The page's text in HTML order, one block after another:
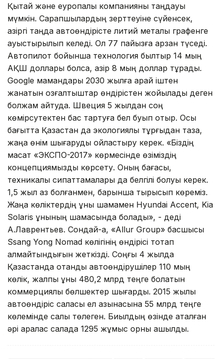
Қытай және еуропалық компанияны таңдауы
мүмкін. Сарапшылардың зерттеуіне сүйенсек,
қазіргі таңда автоөндірісте литий металы графенге
ауыстырылып келеді. Ол 77 пайызға арзан түседі.
Автопилот бойынша технология былтыр 14 мың
АҚШ доллары болса, қазір 8 мың доллар тұрады.
Google мамандары 2030 жылға қарай іштен
жанатын қозғалтқыштар өндірістен жойылады деген
болжам айтуда. Швеция 5 жылдан соң
көмірсутектен бас тартуға бел буып отыр. Осы
бағытта Қазақстан да экологиялық тұрғыдан таза,
жаңа өнім шығаруды ойластыру керек. «Біздің
мақсат «ЭКСПО-2017» көрмесінде өзіміздің
концепциямызды көрсету. Оның бағасы,
техникалық сипаттамалары да белгілі болуы керек.
1,5 жыл аз болғанмен, барынша тырысып көреміз.
Жаңа көліктердің құны шамамен Hyundai Accent, Kia
Solaris құнының шамасында болады», - деді
А.Лаврентьев. Сондай-ақ, «Allur Group» басшысы
Ssang Yong Nomad көлігінің өндірісі тоқтап
қалмайтындығын жеткізді. Соңғы 4 жылда
Қазақстанда отандық автоөндірушілер 110 мың
көлік, жалпы құны 480,2 млрд теңге болатын
коммерциялық бөлшектер шығарды. 2015 жылы
автоөндіріс саласы ел қазынасына 55 млрд теңге
көлемінде салық төлеген. Биылдың өзінде аталған
әрі аралас салада 1295 жұмыс орны ашылды.